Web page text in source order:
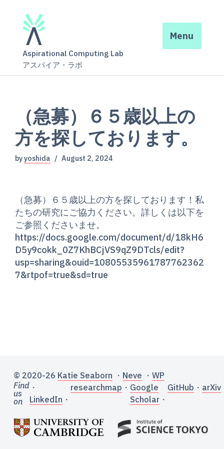
Aspirational Computing Lab
アスパイア・ラボ
Menu
（急募）６５歳以上の
方を探しております。
byyoshida August 2, 2024
（急募）６５歳以上の方を探しております！私
たちの研究にご協力ください。詳しくは以下を
ご参照くださいませ。
https://docs.google.com/document/d/18kH6
D5y9cokk_0Z7KhBCjVS9qZ9DTcls/edit?
usp=sharing&ouid=10805535961787762362
7&rtpof=true&sd=true
© 2020-26 Katie Seaborn ・ Neve ・WP
Find
us
on
・
LinkedIn ・
researchmap ・ Google
Scholar ・
GitHub ・ arXiv